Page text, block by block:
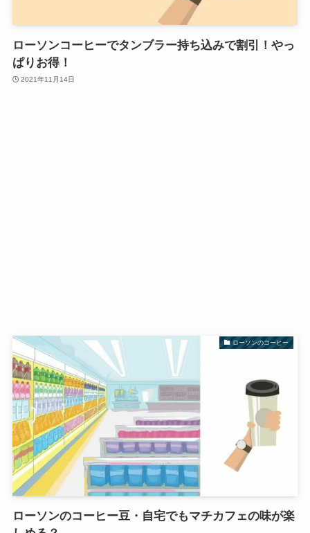
ローソンコーヒーでタンブラー持ち込みで割引！やっ
ぱりお得！
2021年11月14日
ローソンのコーヒー
ローソンのコーヒー豆・自宅でもマチカフェの味が楽